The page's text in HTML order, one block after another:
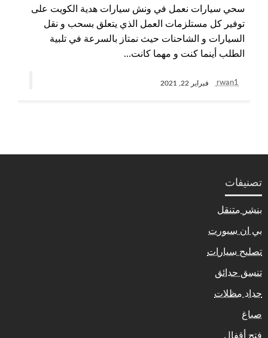
سحي سيارات نعمل في ونش سيارات هدية الكويت على
توفير كل مستلزمات العمل الذي يتعلق بسحب و نقل
السيارات و الشاحنات حيث نمتاز بالسرعة في تلبية
الطلب أينما كنت و مهما كانت…
rwan1 فبراير 22, 2021
تصنيفات
بنشر متنقل
بي ان سبورت
تصليح سيارات
تنسق حدائق
حداد مظلات
صباغ
فتح أقفال